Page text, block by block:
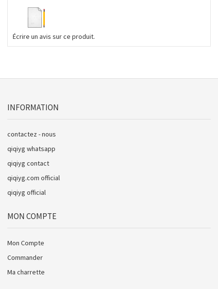
Écrire un avis sur ce produit.
INFORMATION
contactez - nous
qiqiyg whatsapp
qiqiyg contact
qiqiyg.com official
qiqiyg official
MON COMPTE
Mon Compte
Commander
Ma charrette